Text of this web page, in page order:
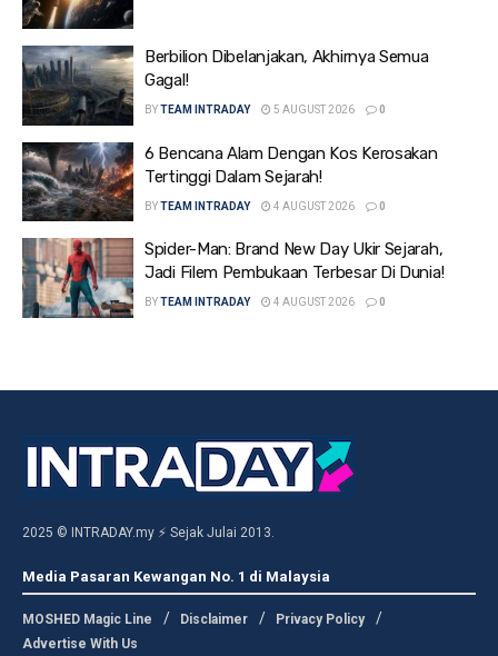
Berbilion Dibelanjakan, Akhirnya Semua
Gagal!
BYTEAM INTRADAY 5 AUGUST 2026 0
6 Bencana Alam Dengan Kos Kerosakan
Tertinggi Dalam Sejarah!
BYTEAM INTRADAY 4 AUGUST 2026 0
Spider-Man: Brand New Day Ukir Sejarah,
Jadi Filem Pembukaan Terbesar Di Dunia!
BYTEAM INTRADAY 4 AUGUST 2026 0
2025 © INTRADAY.my ⚡ Sejak Julai 2013.
Media Pasaran Kewangan No. 1 di Malaysia
MOSHED Magic Line Disclaimer
Privacy Policy
Advertise With Us